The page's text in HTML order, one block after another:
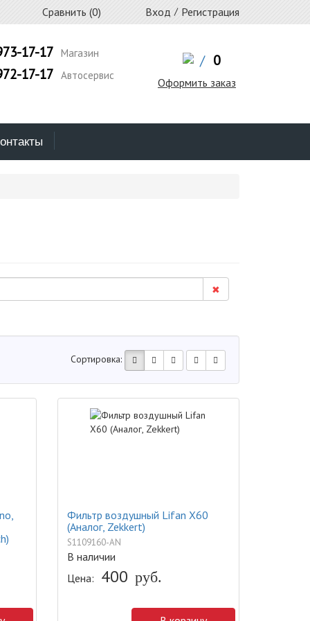
Сравнить (0) Вход / Регистрация
17-17 Магазин
17-17 Автосервис
/ 0
Оформить заказ
Сортировка:
Фильтр воздушный Lifan X60
(Аналог, Zekkert)
S1109160-AN
В наличии
Цена: 400 руб.